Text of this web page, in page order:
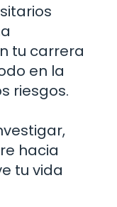
tu carrera
en la
riesgos.
hacia
tu vida